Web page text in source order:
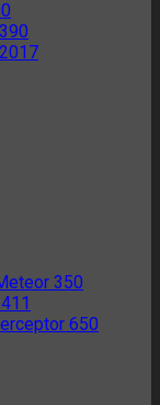
350
650